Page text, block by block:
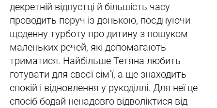
декретній відпустці й більшість часу
проводить поруч із донькою, поєднуючи
щоденну турботу про дитину з пошуком
маленьких речей, які допомагають
триматися. Найбільше Тетяна любить
готувати для своєї сім’ї, а ще знаходить
спокій і відновлення у рукоділлі. Для неї це
спосіб бодай ненадовго відволіктися від